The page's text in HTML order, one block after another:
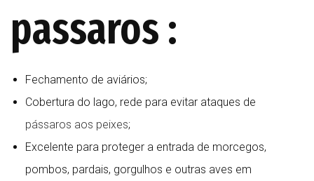
passaros :
Fechamento de aviários;
Cobertura do lago, rede para evitar ataques de
pássaros aos peixes;
Excelente para proteger a entrada de morcegos,
pombos, pardais, gorgulhos e outras aves em